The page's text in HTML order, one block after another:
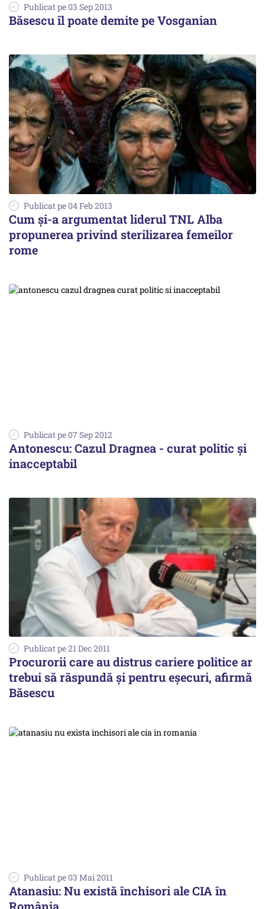
Publicat pe 03 Sep 2013
Băsescu îl poate demite pe Vosganian
Publicat pe 04 Feb 2013
Cum și-a argumentat liderul TNL Alba
propunerea privind sterilizarea femeilor
rome
Publicat pe 07 Sep 2012
Antonescu: Cazul Dragnea - curat politic și
inacceptabil
Publicat pe 21 Dec 2011
Procurorii care au distrus cariere politice ar
trebui să răspundă şi pentru eşecuri, afirmă
Băsescu
Publicat pe 03 Mai 2011
Atanasiu: Nu există închisori ale CIA în